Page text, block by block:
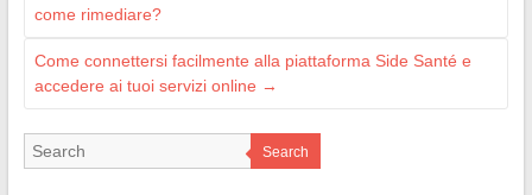
come rimediare?
Come connettersi facilmente alla piattaforma Side Santé e
accedere ai tuoi servizi online →
Search